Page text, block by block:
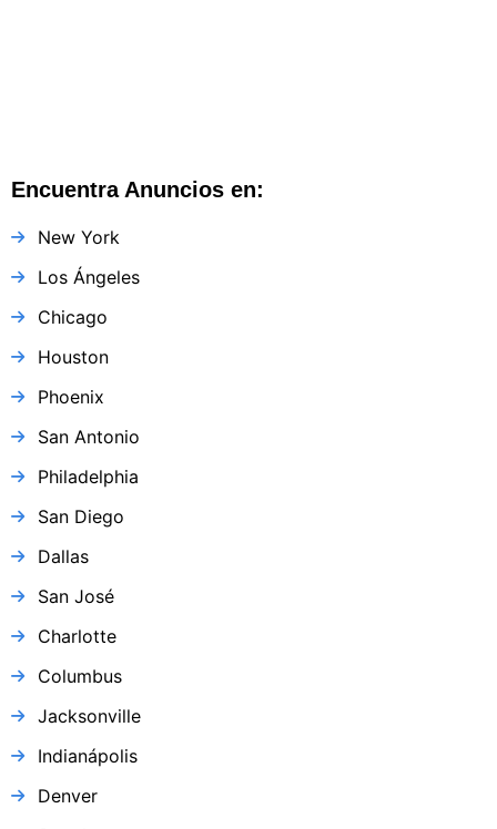
Encuentra Anuncios en:
New York
Los Ángeles
Chicago
Houston
Phoenix
San Antonio
Philadelphia
San Diego
Dallas
San José
Charlotte
Columbus
Jacksonville
Indianápolis
Denver